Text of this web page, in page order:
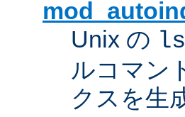
Unix の ls
ルコマン
クスを生